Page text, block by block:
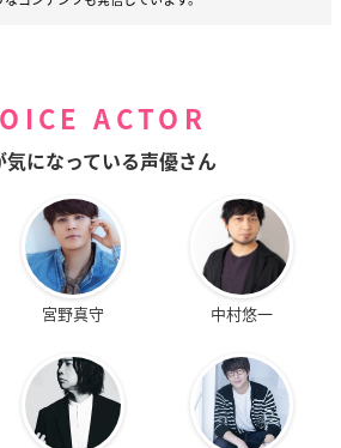
ACTOR
気になっている声優さん
宮野真守 中村悠一